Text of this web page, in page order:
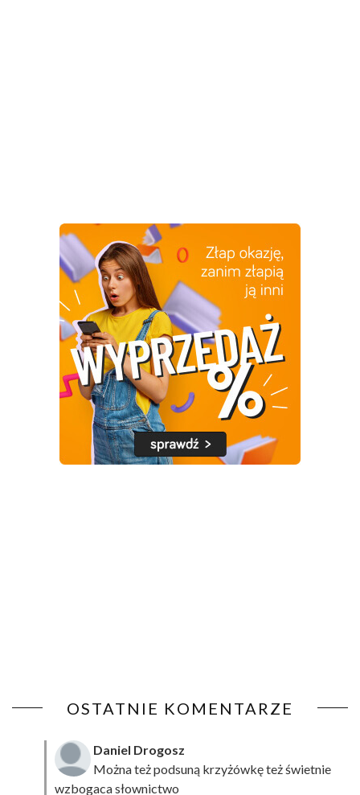
OSTATNIE KOMENTARZE
Daniel Drogosz
Można też podsuną krzyżówkęteż świetnie
wzbogaca słownictwo